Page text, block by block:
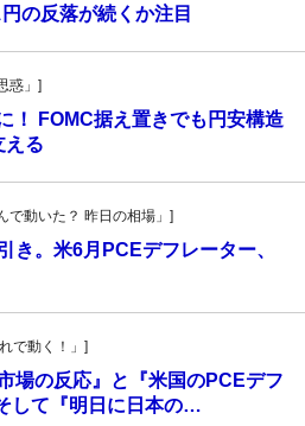
の反落が続くか注目
惑」]
！ FOMC据え置きでも円安構造
える
動いた？ 昨日の相場」]
き。米6月PCEデフレーター、
で動く！」]
場の反応』と『米国のPCEデフ
して『明日に日本の…